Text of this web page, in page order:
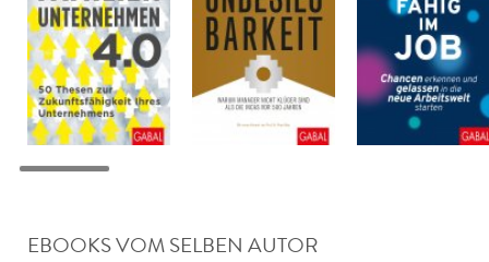
EBOOKS VOM SELBEN AUTOR